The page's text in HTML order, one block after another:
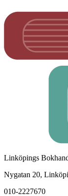
Linköpings
Nygatan 20,
010-2227670